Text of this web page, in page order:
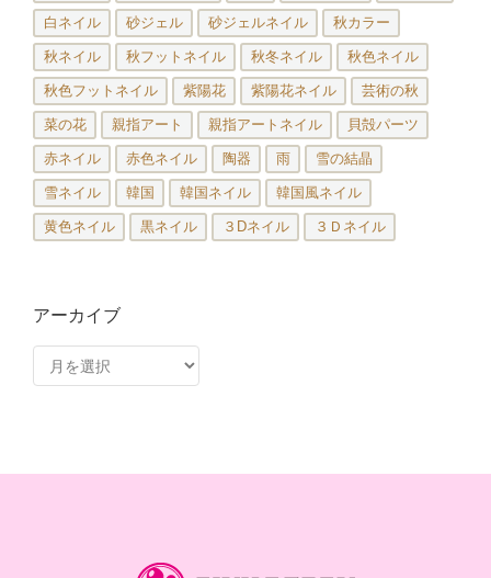
白ネイル 砂ジェル 砂ジェルネイル 秋カラー
秋ネイル 秋フットネイル 秋冬ネイル 秋色ネイル
秋色フットネイル 紫陽花 紫陽花ネイル 芸術の秋
菜の花 親指アート 親指アートネイル 貝殻パーツ
赤ネイル 赤色ネイル 陶器 雨 雪の結晶
雪ネイル 韓国 韓国ネイル 韓国風ネイル
黄色ネイル 黒ネイル ３Dネイル ３Ｄネイル
アーカイブ
ー